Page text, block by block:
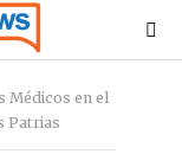
Médicos en el
Patrias